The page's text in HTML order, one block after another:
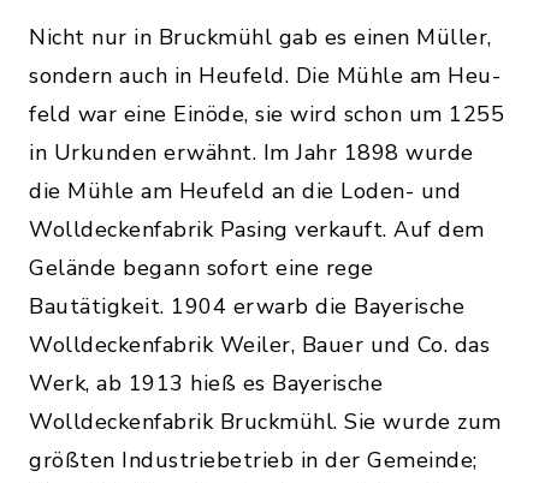
Nicht nur in Bruckmühl gab es einen Müller,
sondern auch in Heufeld. Die Mühle am Heu­
feld war eine Einöde, sie wird schon um 1255
in Urkunden erwähnt. Im Jahr 1898 wurde
die Mühle am Heufeld an die Loden- und
Wolldeckenfabrik Pasing verkauft. Auf dem
Gelände begann sofort eine rege
Bautätigkeit. 1904 erwarb die Bayerische
Wolldeckenfabrik Weiler, Bauer und Co. das
Werk, ab 1913 hieß es Bayerische
Wolldeckenfabrik Bruckmühl. Sie wurde zum
größten Industriebetrieb in der Gemeinde;